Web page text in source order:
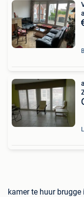
kamer te huur brugge